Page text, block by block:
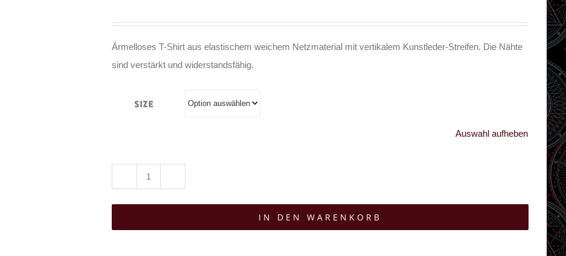
Ärmelloses T-Shirt aus elastischem weichem Netzmaterial mit vertikalem Kunstleder-Streifen. Die Nähte
sind verstärkt und widerstandsfähig.
Size
Auswahl aufheben
T-
IN DEN WARENKORB